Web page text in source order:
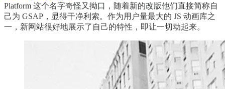
Platform 这个名字奇怪又拗口，随着新的改版他们直接简称自
己为 GSAP，显得干净利索。作为用户量最大的 JS 动画库之
一，新网站很好地展示了自己的特性，即让一切动起来。